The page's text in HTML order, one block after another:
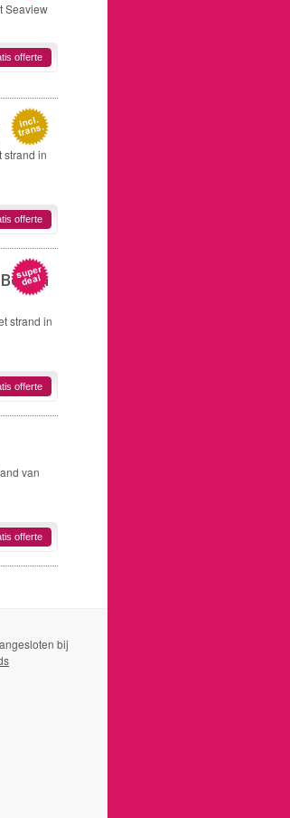
Seaview
offerte
strand in
offerte
strand in
offerte
van
offerte
bij